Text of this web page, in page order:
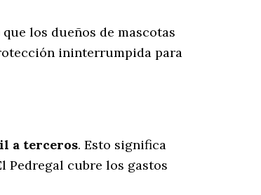
los dueños de mascotas
ininterrumpida para
a terceros. Esto significa
Pedregal cubre los gastos